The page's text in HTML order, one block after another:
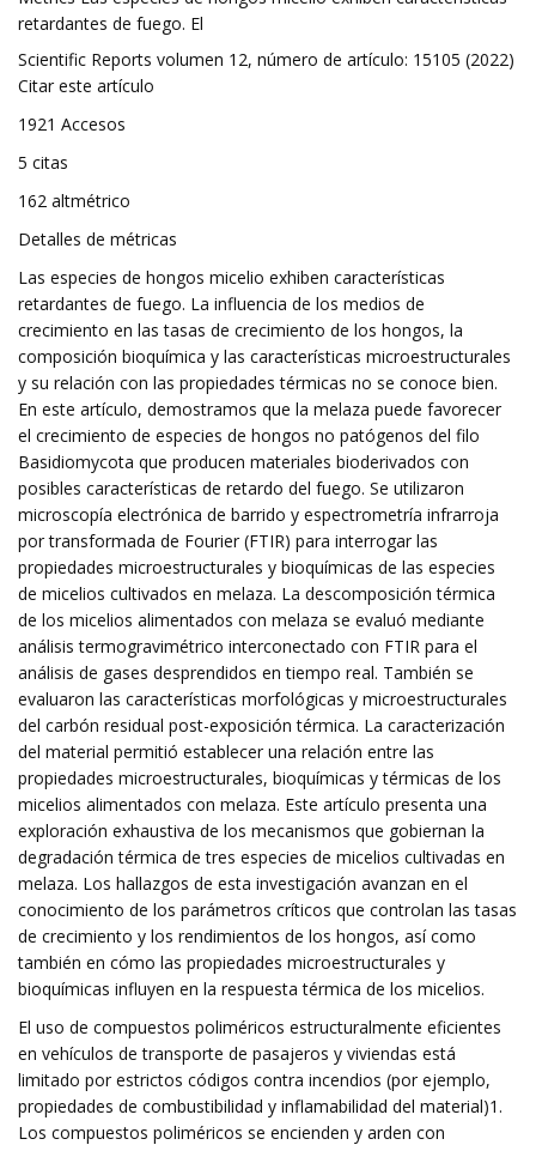
retardantes de fuego. El
Scientific Reports volumen 12, número de artículo: 15105 (2022)
Citar este artículo
1921 Accesos
5 citas
162 altmétrico
Detalles de métricas
Las especies de hongos micelio exhiben características
retardantes de fuego. La influencia de los medios de
crecimiento en las tasas de crecimiento de los hongos, la
composición bioquímica y las características microestructurales
y su relación con las propiedades térmicas no se conoce bien.
En este artículo, demostramos que la melaza puede favorecer
el crecimiento de especies de hongos no patógenos del filo
Basidiomycota que producen materiales bioderivados con
posibles características de retardo del fuego. Se utilizaron
microscopía electrónica de barrido y espectrometría infrarroja
por transformada de Fourier (FTIR) para interrogar las
propiedades microestructurales y bioquímicas de las especies
de micelios cultivados en melaza. La descomposición térmica
de los micelios alimentados con melaza se evaluó mediante
análisis termogravimétrico interconectado con FTIR para el
análisis de gases desprendidos en tiempo real. También se
evaluaron las características morfológicas y microestructurales
del carbón residual post-exposición térmica. La caracterización
del material permitió establecer una relación entre las
propiedades microestructurales, bioquímicas y térmicas de los
micelios alimentados con melaza. Este artículo presenta una
exploración exhaustiva de los mecanismos que gobiernan la
degradación térmica de tres especies de micelios cultivadas en
melaza. Los hallazgos de esta investigación avanzan en el
conocimiento de los parámetros críticos que controlan las tasas
de crecimiento y los rendimientos de los hongos, así como
también en cómo las propiedades microestructurales y
bioquímicas influyen en la respuesta térmica de los micelios.
El uso de compuestos poliméricos estructuralmente eficientes
en vehículos de transporte de pasajeros y viviendas está
limitado por estrictos códigos contra incendios (por ejemplo,
propiedades de combustibilidad y inflamabilidad del material)1.
Los compuestos poliméricos se encienden y arden con